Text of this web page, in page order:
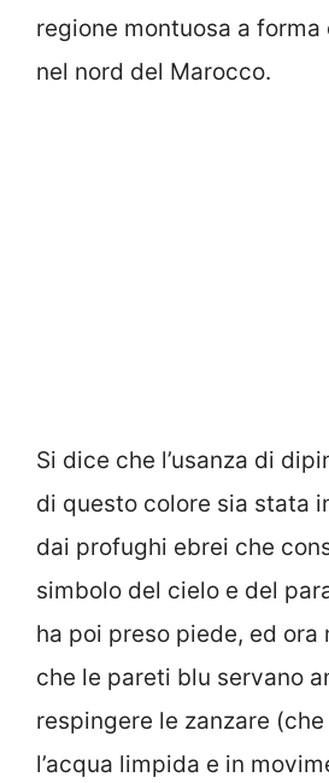
regione montuosa a forma
nel nord del Marocco.
Si dice che l’usanza di
di questo colore sia stata
dai profughi ebrei che
simbolo del cielo e del
ha poi preso piede, ed ora
che le pareti blu servano
respingere le zanzare
l’acqua limpida e in